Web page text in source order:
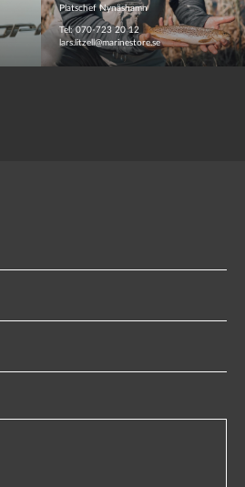
Platschef Nynäshamn
Tel: 070-723 20 12
lars.litzell@marinestore.se